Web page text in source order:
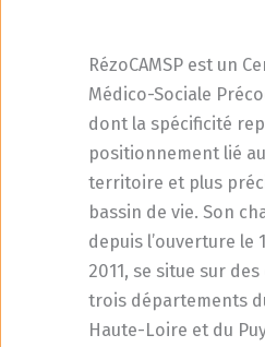
RézoCAMSP est un
Médico-Sociale
dont la spécificité
positionnement lié
territoire et plus
bassin de vie. Son
depuis l’ouverture le
2011, se situe sur
trois départements
Haute-Loire et du